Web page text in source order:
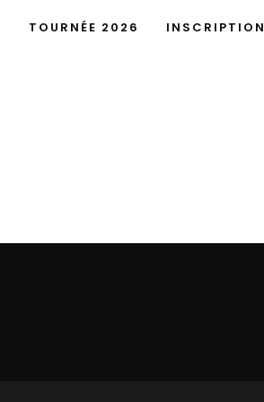
TOURNÉE 2026 INSCRIPTION